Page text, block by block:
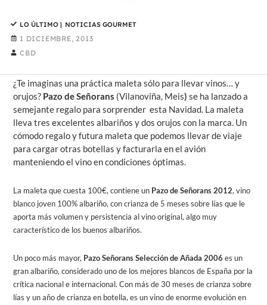
LO ÚLTIMO| NOTICIAS GOURMET
1 DICIEMBRE, 2013
CBD
¿Te imaginas una práctica maleta sólo para llevar vinos… y
orujos? Pazo de Señorans (Vilanoviña, Meis) se ha lanzado a
semejante regalo para sorprender esta Navidad. La maleta
lleva tres excelentes albariños y dos orujos con la marca. Un
cómodo regalo y futura maleta que podemos llevar de viaje
para cargar otras botellas y facturarla en el avión
manteniendo el vino en condiciones óptimas.
La maleta que cuesta 100€, contiene un Pazo de Señorans 2012, vino
blanco joven 100% albariño, con crianza de 5 meses sobre lías que le
aporta más volumen y persistencia al vino original, algo muy
característico de los buenos albariños.
Un poco más mayor, Pazo Señorans Selección de Añada 2006 es un
gran albariño, considerado uno de los mejores blancos de España por la
crítica nacional e internacional. Con más de 30 meses de crianza sobre
lías y un año de crianza en botella, es un vino de enorme evolución en